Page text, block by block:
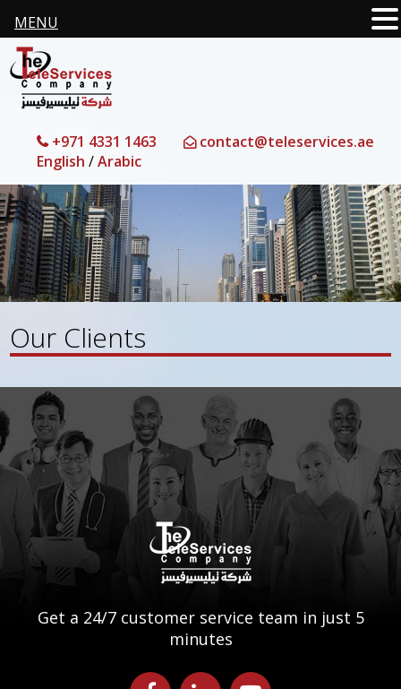
+971 4331 1463
contact@teleservices.ae
English /Arabic
Our Clients
Get a 24/7 customer service team in just 5
minutes
MENU